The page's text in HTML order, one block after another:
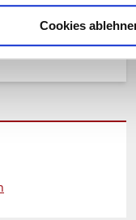
Cookies
vor.